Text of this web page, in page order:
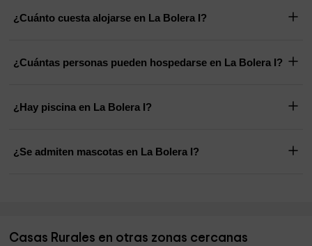
¿Cuánto cuesta alojarse en La Bolera I?
¿Cuántas personas pueden hospedarse en La Bolera I?
¿Hay piscina en La Bolera I?
¿Se admiten mascotas en La Bolera I?
Casas Rurales en otras zonas cercanas